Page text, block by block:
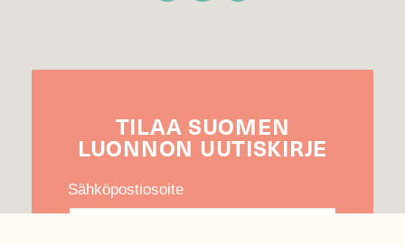
TILAA SUOMEN
LUONNON UUTIS­KIRJE
Sähköpostiosoite